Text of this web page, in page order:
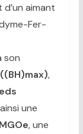
d’un aimant
Fer-
son
,
une
, une